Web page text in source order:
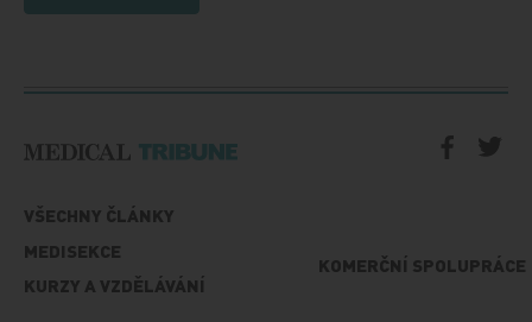
VŠECHNY ČLÁNKY
MEDISEKCE
KURZY A VZDĚLÁVÁNÍ
KOMERČNÍ SPOLUPRÁCE